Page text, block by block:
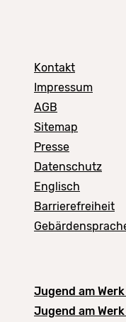
Kontakt
Impressum
AGB
Sitemap
Presse
Datenschutz
Englisch
Barrierefreiheit
Jugend am
Jugend am